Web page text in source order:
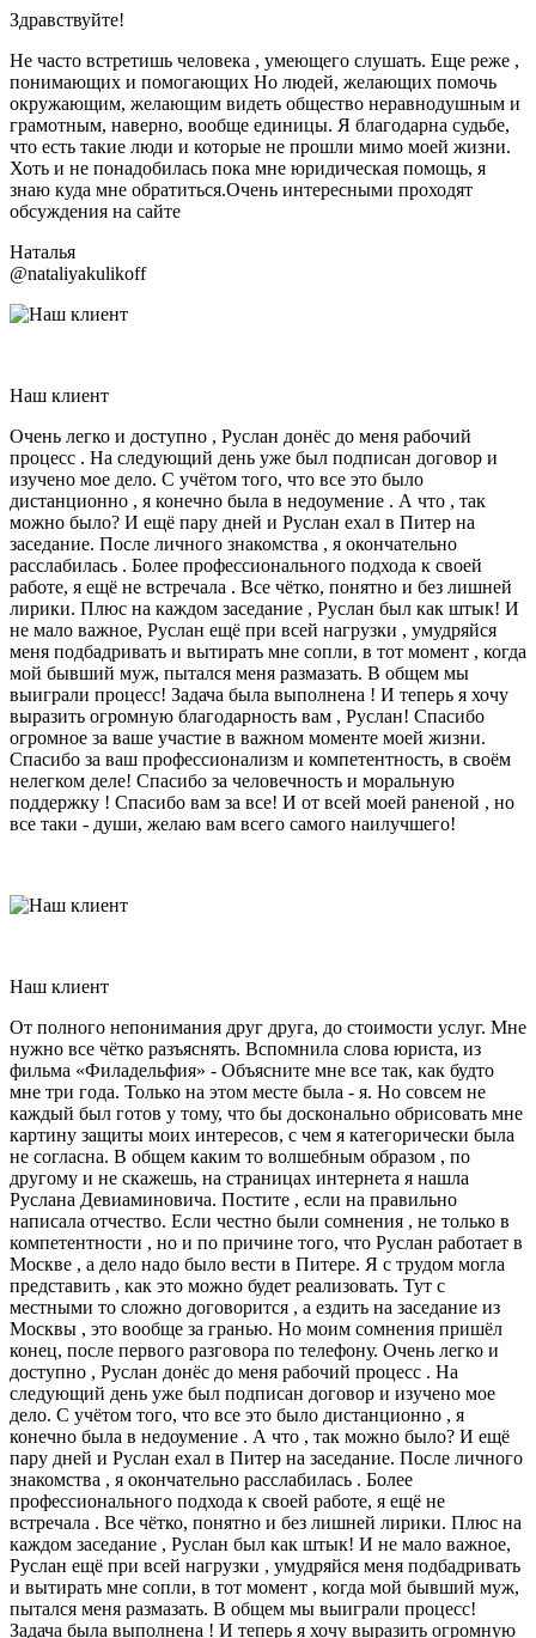
Здравствуйте!
Не часто встретишь человека , умеющего слушать. Еще реже ,
понимающих и помогающих Но людей, желающих помочь
окружающим, желающим видеть общество неравнодушным и
грамотным, наверно, вообще единицы. Я благодарна судьбе,
что есть такие люди и которые не прошли мимо моей жизни.
Хоть и не понадобилась пока мне юридическая помощь, я
знаю куда мне обратиться.Очень интересными проходят
обсуждения на сайте
Наталья
@nataliyakulikoff
Наш клиент
Очень легко и доступно , Руслан донёс до меня рабочий
процесс . На следующий день уже был подписан договор и
изучено мое дело. С учётом того, что все это было
дистанционно , я конечно была в недоумение . А что , так
можно было? И ещё пару дней и Руслан ехал в Питер на
заседание. После личного знакомства , я окончательно
расслабилась . Более профессионального подхода к своей
работе, я ещё не встречала . Все чётко, понятно и без лишней
лирики. Плюс на каждом заседание , Руслан был как штык! И
не мало важное, Руслан ещё при всей нагрузки , умудряйся
меня подбадривать и вытирать мне сопли, в тот момент , когда
мой бывший муж, пытался меня размазать. В общем мы
выиграли процесс! Задача была выполнена ! И теперь я хочу
выразить огромную благодарность вам , Руслан! Спасибо
огромное за ваше участие в важном моменте моей жизни.
Спасибо за ваш профессионализм и компетентность, в своём
нелегком деле! Спасибо за человечность и моральную
поддержку ! Спасибо вам за все! И от всей моей раненой , но
все таки - души, желаю вам всего самого наилучшего!
Наш клиент
От полного непонимания друг друга, до стоимости услуг. Мне
нужно все чётко разъяснять. Вспомнила слова юриста, из
фильма «Филадельфия» - Объясните мне все так, как будто
мне три года. Только на этом месте была - я. Но совсем не
каждый был готов у тому, что бы досконально обрисовать мне
картину защиты моих интересов, с чем я категорически была
не согласна. В общем каким то волшебным образом , по
другому и не скажешь, на страницах интернета я нашла
Руслана Девиаминовича. Постите , если на правильно
написала отчество. Если честно были сомнения , не только в
компетентности , но и по причине того, что Руслан работает в
Москве , а дело надо было вести в Питере. Я с трудом могла
представить , как это можно будет реализовать. Тут с
местными то сложно договорится , а ездить на заседание из
Москвы , это вообще за гранью. Но моим сомнения пришёл
конец, после первого разговора по телефону. Очень легко и
доступно , Руслан донёс до меня рабочий процесс . На
следующий день уже был подписан договор и изучено мое
дело. С учётом того, что все это было дистанционно , я
конечно была в недоумение . А что , так можно было? И ещё
пару дней и Руслан ехал в Питер на заседание. После личного
знакомства , я окончательно расслабилась . Более
профессионального подхода к своей работе, я ещё не
встречала . Все чётко, понятно и без лишней лирики. Плюс на
каждом заседание , Руслан был как штык! И не мало важное,
Руслан ещё при всей нагрузки , умудряйся меня подбадривать
и вытирать мне сопли, в тот момент , когда мой бывший муж,
пытался меня размазать. В общем мы выиграли процесс!
Задача была выполнена ! И теперь я хочу выразить огромную